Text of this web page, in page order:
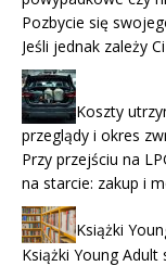
Pozbycie się
Jeśli jednak zależy
Koszty
przeglądy i okres
Przy przejściu na
na starcie: zakup i
Książki
Książki Young